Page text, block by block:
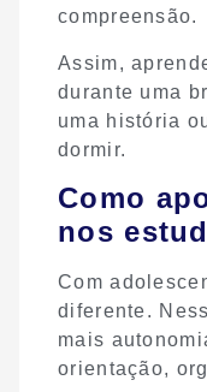
compreensão.
Assim,
durante uma
uma história
dormir.
Como
nos
Com
diferente.
mais
orientação,